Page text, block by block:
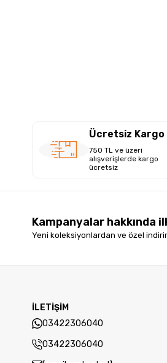
Ücretsiz Kargo
750 TL ve üzeri
alışverişlerde kargo
ücretsiz
Kampanyalar hakkında
Yeni koleksiyonlardan ve özel
İLETİŞİM
03422306040
03422306040